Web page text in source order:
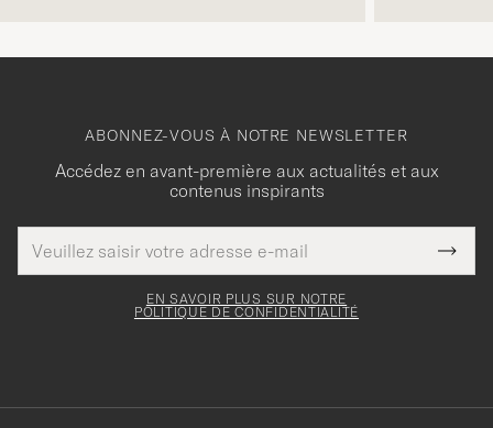
ABONNEZ-VOUS À NOTRE NEWSLETTER
Accédez en avant-première aux actualités et aux
contenus inspirants
de
courrier
Merci
pour
EN SAVOIR PLUS SUR NOTRE
POLITIQUE DE CONFIDENTIALITÉ